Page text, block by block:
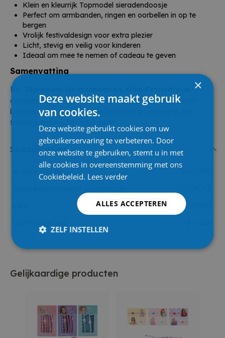
Klein en kleurrijk Topmodel sieradendoosje
Perfect om armbanden, ringen en oorbellen in op te
bergen
Vrolijk festivaldesign voor extra plezier
Licht, stevig en veilig voor kinderen
Ideaal om mee te nemen of cadeau te geven
Samenvatting
Het
combineert plezier, stijl en praktisch gebruik. Perfect voor
kinderen die hun sieraden willen bewaren en overal een
feestelijk tintje willen toevoegen!
Specificaties
Product code
4010070747893
Gelijkaardige producten
×
Deze website maakt gebruik
van cookies.
Deze website gebruikt cookies om uw
gebruikerservaring te verbeteren. Door
onze website te gebruiken, stemt u in met
alle cookies in overeenstemming met ons
Cookiebeleid. Lees verder
ALLES ACCEPTEREN
ZELF INSTELLEN